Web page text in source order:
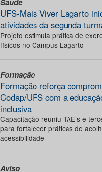
Saúde
UFS-Mais Viver Lagarto
atividades da segunda
Projeto estimula prática de
físicos no Campus Lagarto
Formação
Formação reforça
Codap/UFS com a
inclusiva
Capacitação reuniu TAE’s e
para fortalecer práticas de
acessibilidade
Aviso